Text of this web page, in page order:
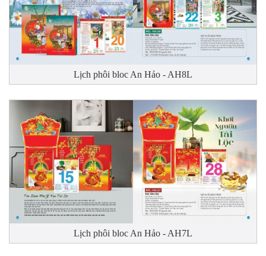
Lịch phôi bloc An Hảo - AH8L
Lịch phôi bloc An Hảo - AH7L